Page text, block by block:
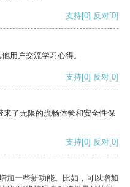
支持[0] 反对[0]
用户交流学习心得。
支持[0] 反对[0]
了无限的流畅体验和安全性保
支持[0] 反对[0]
加一些新功能。比如，可以增加